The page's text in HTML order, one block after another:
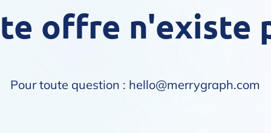
offre n'existe
Pour toute question : hello@merrygraph.com